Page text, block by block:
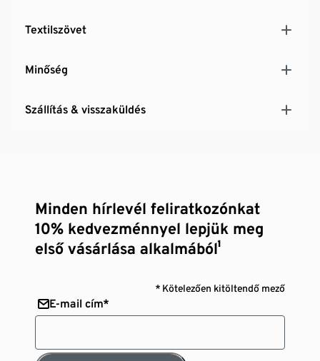
Textilszövet
Minőség
Szállítás & visszaküldés
Minden hírlevél feliratkozónkat
10% kedvezménnyel lepjük meg
első vásárlása alkalmából¹
* Kötelezően kitöltendő mező
E-mail cím*